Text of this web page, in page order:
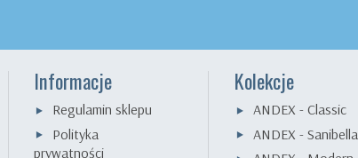
Informacje
Regulamin sklepu
Polityka
prywatności
Kolekcje
ANDEX - Classic
ANDEX - Sanibella